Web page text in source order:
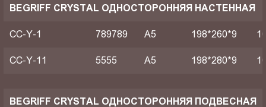
BEGRIFF CRYSTAL ОДНОСТОРОННЯЯ НАСТЕННАЯ
CC-Y-1 789789 A5 198*260*9
CC-Y-11 5555 A5 198*280*9
BEGRIFF CRYSTAL ОДНОСТОРОННЯЯ ПОДВЕСНАЯ